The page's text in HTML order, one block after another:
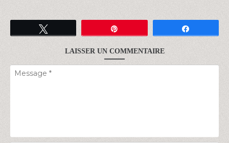
LAISSER UN COMMENTAIRE